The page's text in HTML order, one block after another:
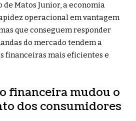
de Matos Junior, a economia
operacional em vantagem
que conseguem responder
do mercado tendem a
financeiras mais eficientes e
financeira mudou o
dos consumidores